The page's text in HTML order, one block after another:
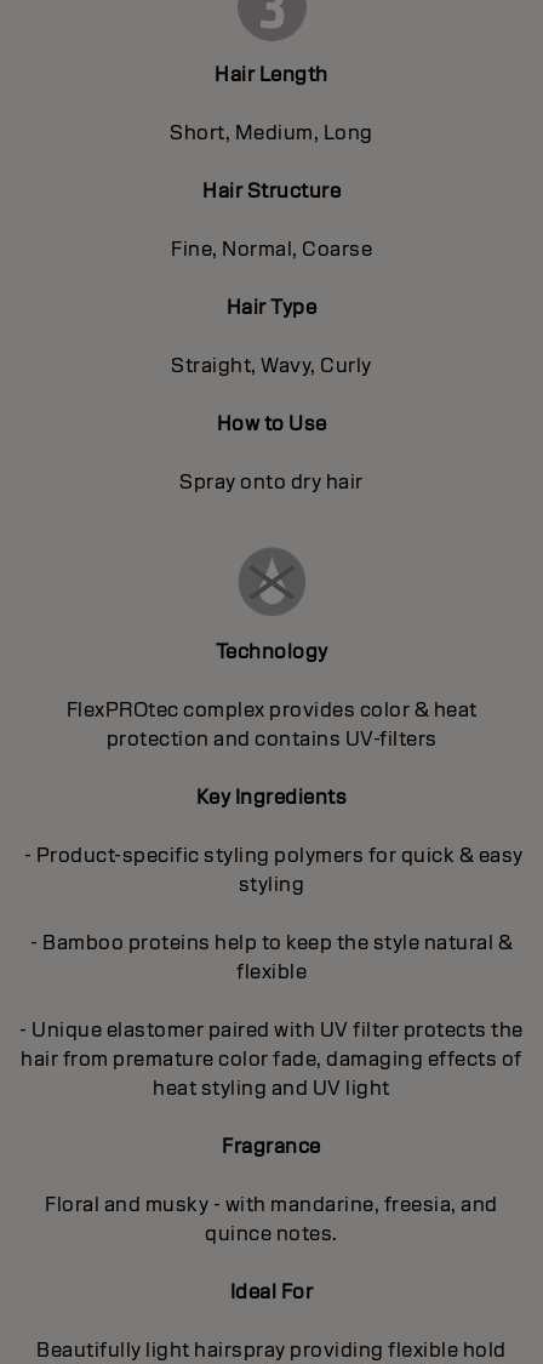
Hair Length
Short, Medium, Long
Hair Structure
Fine, Normal, Coarse
Hair Type
Straight, Wavy, Curly
How to Use
Spray onto dry hair
Technology
FlexPROtec complex provides color & heat
protection and contains UV-filters
Key Ingredients
- Product-specific styling polymers for quick & easy
styling
- Bamboo proteins help to keep the style natural &
flexible
- Unique elastomer paired with UV filter protects the
hair from premature color fade, damaging effects of
heat styling and UV light
Fragrance
Floral and musky - with mandarine, freesia, and
quince notes.
Ideal For
Beautifully light hairspray providing flexible hold